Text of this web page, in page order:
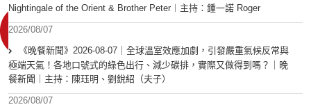
Nightingale of the Orient & Brother Peter︱主持：鍾一諾 Roger
2026/08/07
《晚餐新聞》2026-08-07｜全球溫室效應加劇，引發嚴重氣候反常與
極端天氣！各地口號式的綠色出行、減少碳排，實際又做得到嗎？｜晚
餐新聞｜主持：陳珏明、劉銳紹（夫子）
2026/08/07